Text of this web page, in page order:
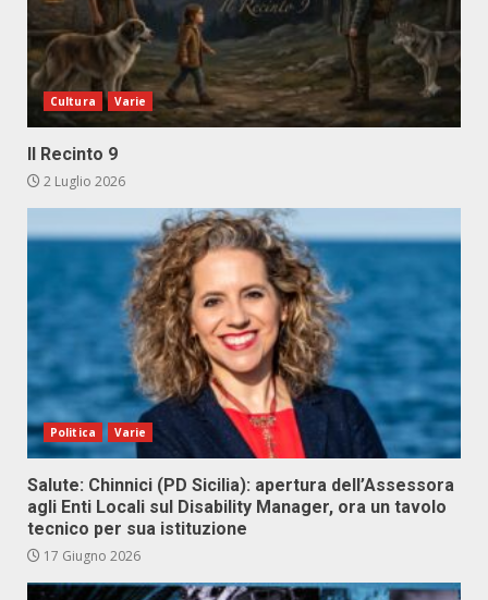
Cultura Varie
Il Recinto 9
2 Luglio 2026
Politica Varie
Salute: Chinnici (PD Sicilia): apertura dell’Assessora
agli Enti Locali sul Disability Manager, ora un tavolo
tecnico per sua istituzione
17 Giugno 2026